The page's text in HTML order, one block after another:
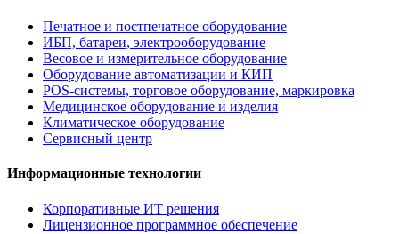
Печатное и постпечатное оборудование
ИБП, батареи, электрооборудование
Весовое и измерительное оборудование
Оборудование автоматизации и КИП
POS-системы, торговое оборудование, маркировка
Медицинское оборудование и изделия
Климатическое оборудование
Сервисный центр
Информационные технологии
Корпоративные ИТ решения
Лицензионное программное обеспечение